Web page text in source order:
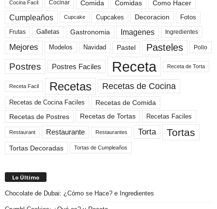
Cocina Facil Cocinar Comida Comidas Como Hacer
Cumpleaños Cupcake Cupcakes Decoracion Fotos
Frutas Galletas Gastronomia Imagenes Ingredientes
Mejores Modelos Navidad Pastel Pasteles Pollo
Postres Postres Faciles Receta Receta de Torta
Receta Facil Recetas Recetas de Cocina
Recetas de Cocina Faciles
Recetas de Comida
Recetas de Postres
Recetas de Tortas Recetas Faciles
Restaurant Restaurante Restaurantes Torta Tortas
Tortas Decoradas Tortas de Cumpleaños
Lo Último
Chocolate de Dubai: ¿Cómo se Hace? e Ingredientes